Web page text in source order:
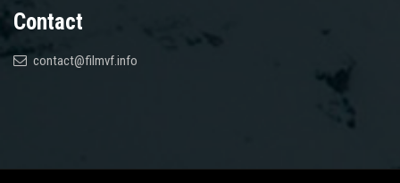
Contact
contact@filmvf.info